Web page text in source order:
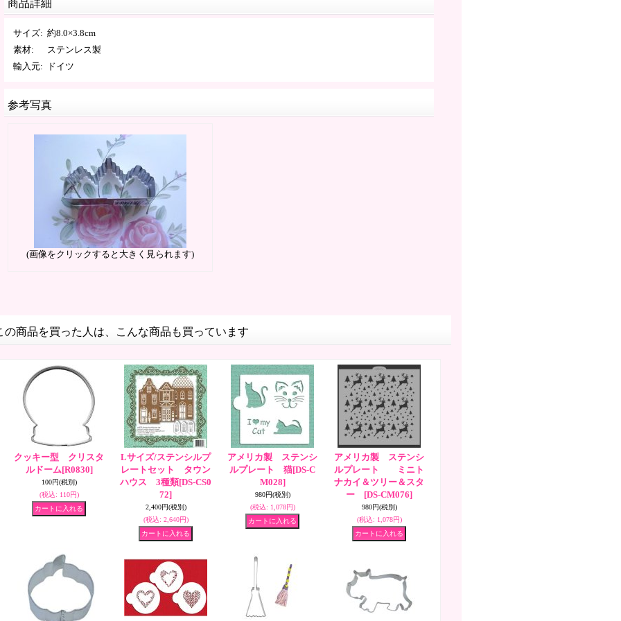
商品詳細
サイズ: 約8.0×3.8cm
素材:
ステンレス製
輸入元: ドイツ
参考写真
(画像をクリックすると大きく見られます)
の商品を買った人は、こんな商品も買っています
クッキー型 クリスタ
ルドーム[R0830]
100円(税別)
(税込: 110円)
Lサイズ/ステンシルプ
レートセット タウン
ハウス 3種類[DS-CS0
72]
2,400円(税別)
(税込: 2,640円)
アメリカ製 ステンシ
ルプレート 猫[DS-C
M028]
980円(税別)
(税込: 1,078円)
アメリカ製 ステンシ
ルプレート ミニト
ナカイ＆ツリー＆スタ
ー [DS-CM076]
980円(税別)
(税込: 1,078円)